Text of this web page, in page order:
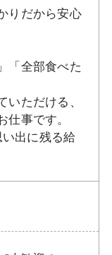
りだから安心
「全部食べた
いただける、
仕事です。
出に残る給